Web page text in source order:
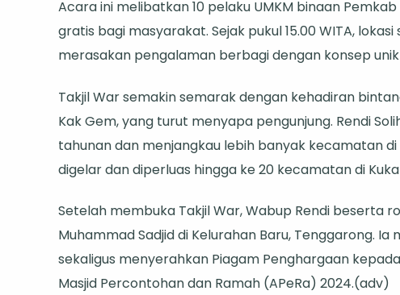
Acara ini melibatkan 10 pelaku UMKM binaan
gratis bagi masyarakat. Sejak pukul 15.00 WITA,
merasakan pengalaman berbagi dengan konsep
Takjil War semakin semarak dengan kehadiran
Kak Gem, yang turut menyapa pengunjung. Rendi
tahunan dan menjangkau lebih banyak kecamatan di
digelar dan diperluas hingga ke 20 kecamatan di
Setelah membuka Takjil War, Wabup Rendi beserta
Muhammad Sadjid di Kelurahan Baru, Tenggarong. Ia
sekaligus menyerahkan Piagam Penghargaan
Masjid Percontohan dan Ramah (APeRa) 2024.(adv)